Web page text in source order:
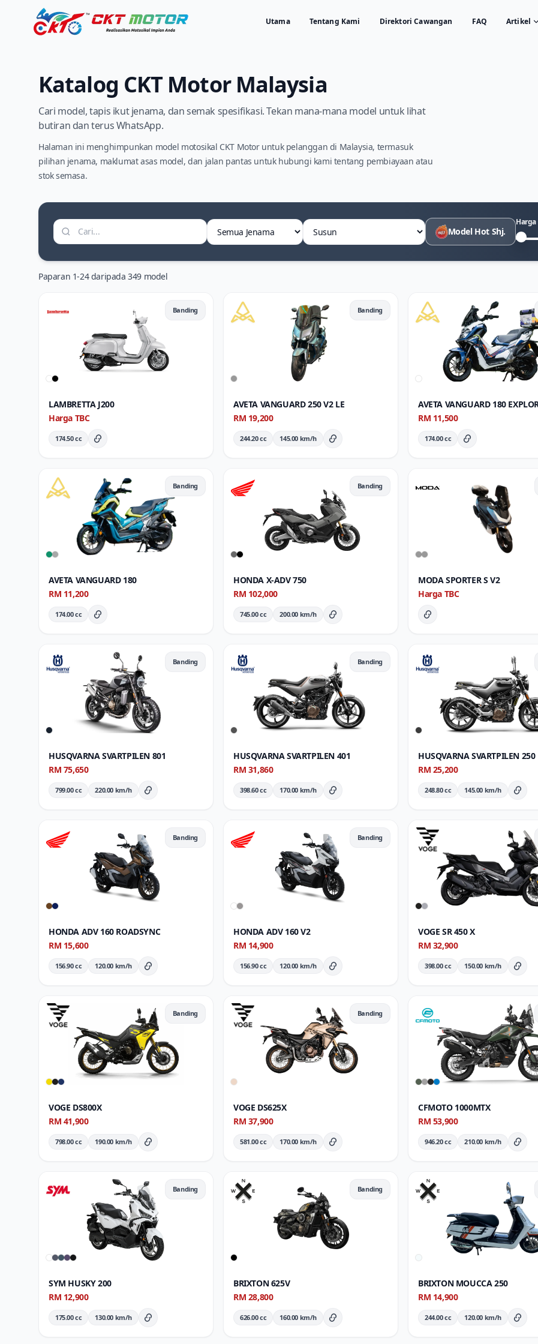
Utama Tentang Kami Direktori Cawangan FAQ Artikel
Katalog CKT Motor Malaysia
Cari model, tapis ikut jenama, dan semak spesifikasi. Tekan mana-mana model untuk lihat
butiran dan terus WhatsApp.
Halaman ini menghimpunkan model motosikal CKT Motor untuk pelanggan di Malaysia, termasuk
pilihan jenama, maklumat asas model, dan jalan pantas untuk hubungi kami tentang pembiayaan atau
stok semasa.
Cari motosikal Tapis jenama Susun Model Hot Shj.
Harga
Paparan 1-24 daripada 349 model
Banding
LAMBRETTA J200
Harga TBC
174.50 cc Butiran Penuh
Banding
AVETA VANGUARD 250 V2 LE
RM 19,200
244.20 cc 145.00 km/h Butiran Penuh
AVETA VANGUARD 180
RM 11,500
174.00 cc Butiran Penuh
Banding
AVETA VANGUARD 180
RM 11,200
174.00 cc Butiran Penuh
Banding
HONDA X-ADV 750
RM 102,000
745.00 cc 200.00 km/h Butiran Penuh
MODA SPORTER S V2
Harga TBC
Butiran Penuh
Banding
HUSQVARNA SVARTPILEN 801
RM 75,650
799.00 cc 220.00 km/h Butiran Penuh
Banding
HUSQVARNA SVARTPILEN 401
RM 31,860
398.60 cc 170.00 km/h Butiran Penuh
HUSQVARNA SVARTPILEN 250
RM 25,200
248.80 cc 145.00 km/h
Banding
HONDA ADV 160 ROADSYNC
RM 15,600
156.90 cc 120.00 km/h Butiran Penuh
Banding
HONDA ADV 160 V2
RM 14,900
156.90 cc 120.00 km/h Butiran Penuh
VOGE SR 450 X
RM 32,900
398.00 cc 150.00 km/h
Banding
VOGE DS800X
RM 41,900
798.00 cc 190.00 km/h Butiran Penuh
Banding
VOGE DS625X
RM 37,900
581.00 cc 170.00 km/h Butiran Penuh
CFMOTO 1000MTX
RM 53,900
946.20 cc 210.00 km/h
Banding
SYM HUSKY 200
RM 12,900
175.00 cc 130.00 km/h Butiran Penuh
Banding
BRIXTON 625V
RM 28,800
626.00 cc 160.00 km/h Butiran Penuh
BRIXTON MOUCCA 250
RM 14,900
244.00 cc 120.00 km/h